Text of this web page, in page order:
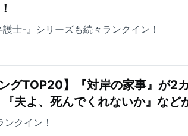
士-』シリーズも続々ランクイン！
グTOP20】『対岸の家事』が2
夫よ、死んでくれないか』など
ンクイン！